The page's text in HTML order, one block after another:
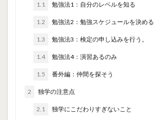
1.1 勉強法1：自分のレベルを知る
1.2 勉強法2：勉強スケジュールを決める
1.3 勉強法3：検定の申し込みを行う。
1.4 勉強法4：演習あるのみ
1.5 番外編：仲間を探そう
2 独学の注意点
2.1 独学にこだわりすぎないこと